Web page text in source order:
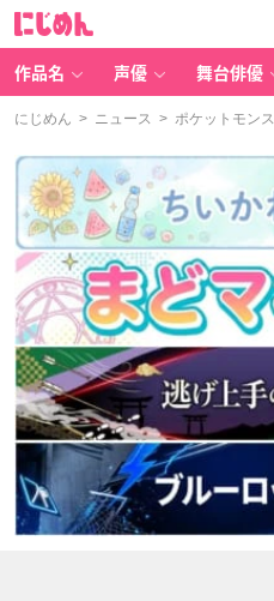
作品名 声優 舞台俳優
にじめん > ニュース > ポケットモン